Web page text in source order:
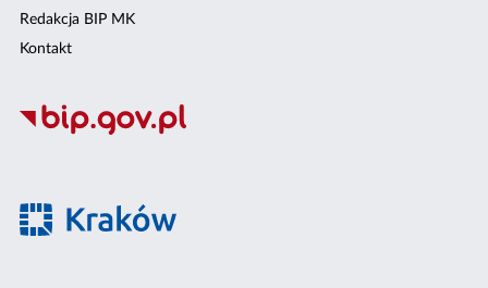
Redakcja BIP MK
Kontakt